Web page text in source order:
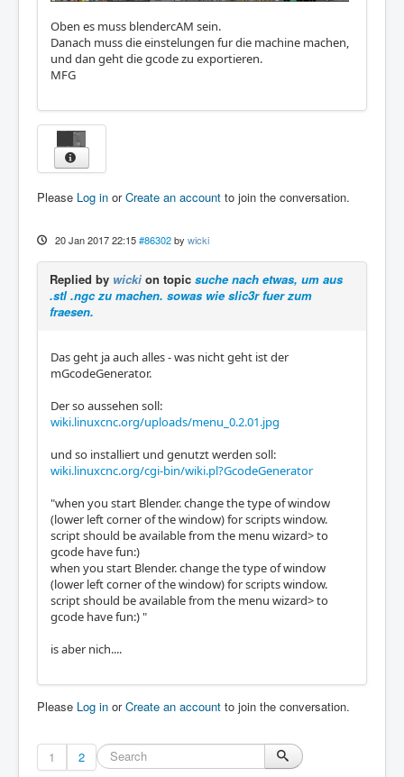
Oben es muss blendercAM sein.
Danach muss die einstelungen fur die machine machen,
und dan geht die gcode zu exportieren.
MFG
Please Log in orCreate an account to join the conversation.
20 Jan 2017 22:15 #86302 by wicki
Replied by wicki on topic suche nach etwas, um aus
.stl .ngc zu machen. sowas wie slic3r fuer zum
fraesen.
Das geht ja auch alles - was nicht geht ist der
mGcodeGenerator.
Der so aussehen soll:
wiki.linuxcnc.org/uploads/menu_0.2.01.jpg
und so installiert und genutzt werden soll:
wiki.linuxcnc.org/cgi-bin/wiki.pl?GcodeGenerator
"when you start Blender. change the type of window
(lower left corner of the window) for scripts window.
script should be available from the menu wizard> to
gcode have fun:)
when you start Blender. change the type of window
(lower left corner of the window) for scripts window.
script should be available from the menu wizard> to
gcode have fun:) "
is aber nich....
Please Log in orCreate an account to join the conversation.
1 2